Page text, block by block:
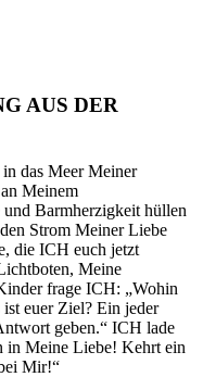
AUS DER
das Meer Meiner
Meinem
Barmherzigkeit hüllen
Strom Meiner Liebe
die ICH euch jetzt
Meine
frage ICH: „Wohin
euer Ziel? Ein jeder
geben.“ ICH lade
in Meine Liebe! Kehrt ein
Mir!“